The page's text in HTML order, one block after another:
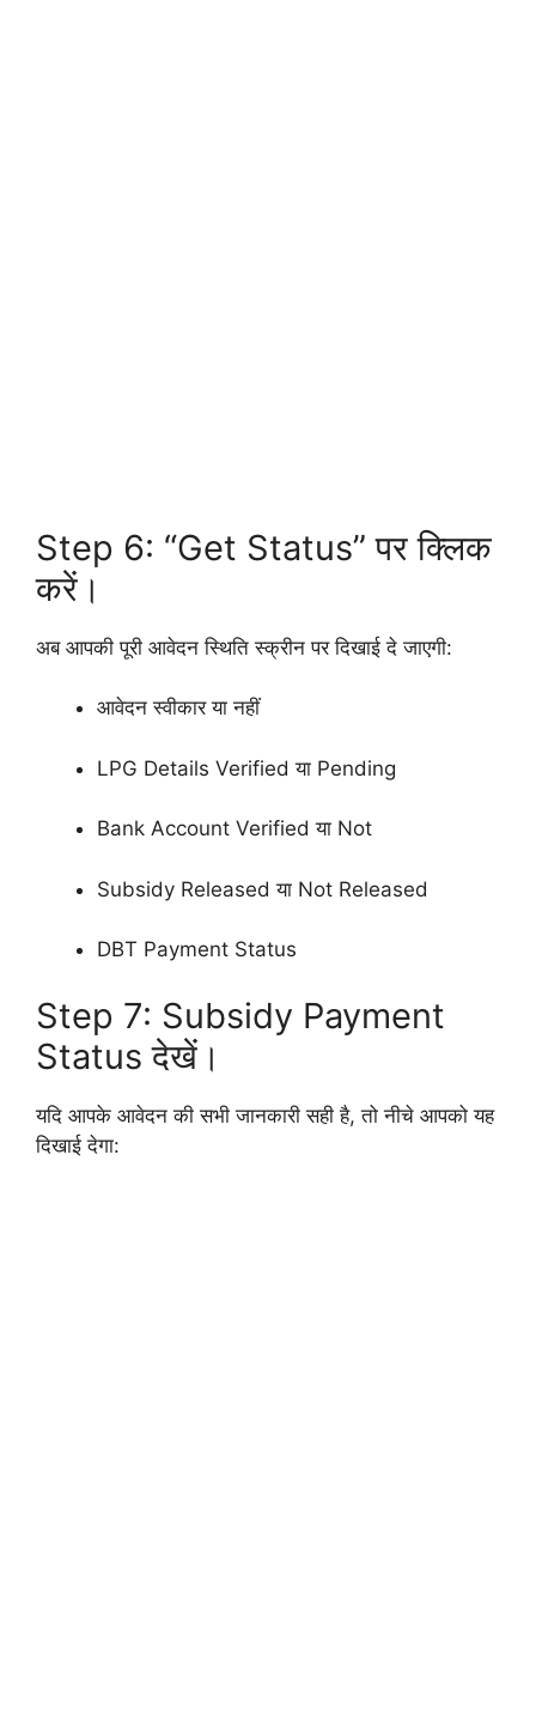
Step 6: “Get Status” पर क्लिक
करें।
अब आपकी पूरी आवेदन स्थिति स्क्रीन पर दिखाई दे जाएगी:
आवेदन स्वीकार या नहीं
LPG Details Verified या Pending
Bank Account Verified या Not
Subsidy Released या Not Released
DBT Payment Status
Step 7: Subsidy Payment
Status देखें।
यदि आपके आवेदन की सभी जानकारी सही है, तो नीचे आपको यह
दिखाई देगा: